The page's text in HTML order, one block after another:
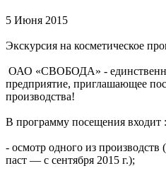
5 Июня 2015
Экскурсия на косметическое
ОАО «СВОБОДА» -
предприятие, приглашающее
производства!
В программу посещения входит :
- осмотр одного из
паст — с сентября 2015 г.);